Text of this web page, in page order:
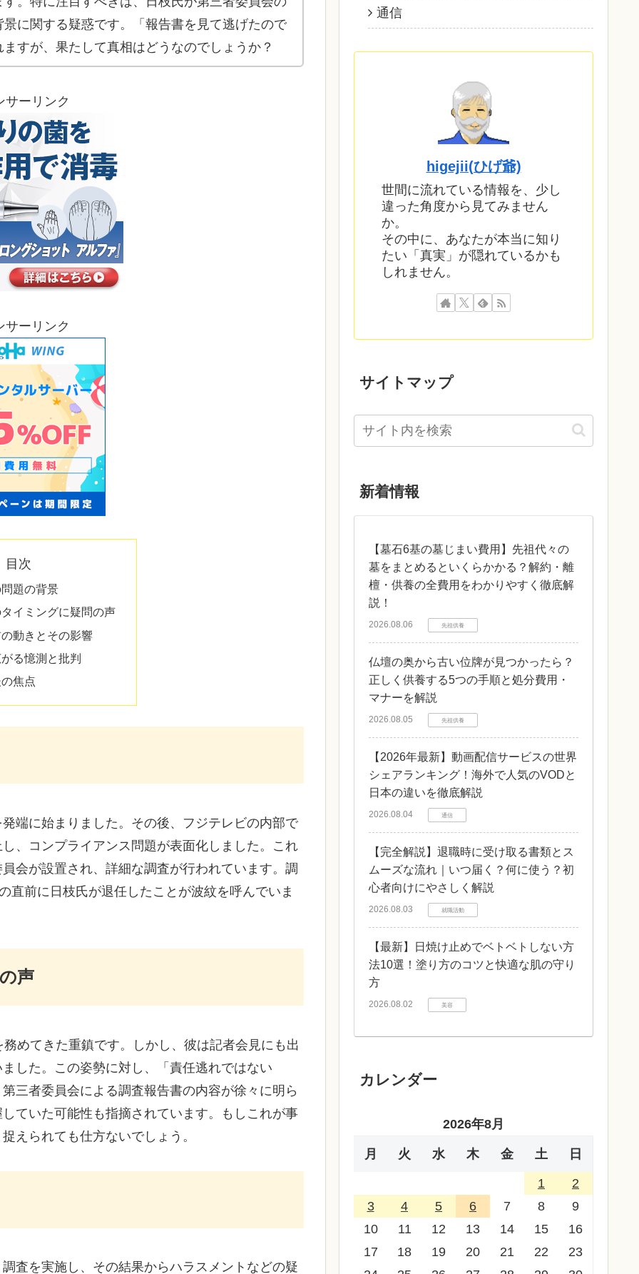
に関する疑惑です。「報告書を見て逃げたので
すが、果たして真相はどうなのでしょうか？
サーリンク
サーリンク
目次
題の背景
イミングに疑問の声
動きとその影響
る憶測と批判
焦点
端に始まりました。その後、フジテレビの内部で
、コンプライアンス問題が表面化しました。これ
会が設置され、詳細な調査が行われています。調
直前に日枝氏が退任したことが波紋を呼んでいま
声
めてきた重鎮です。しかし、彼は記者会見にも出
した。この姿勢に対し、「責任逃れではない
三者委員会による調査報告書の内容が徐々に明ら
ていた可能性も指摘されています。もしこれが事
えられても仕方ないでしょう。
査を実施し、その結果からハラスメントなどの疑
通信
higejii(ひげ爺)
世間に流れている情報を、少し
違った角度から見てみません
か。
その中に、あなたが本当に知り
たい「真実」が隠れているかも
しれません。
サイトマップ
新着情報
【墓石6基の墓じまい費用】先祖代々の
墓をまとめるといくらかかる？解約・離
檀・供養の全費用をわかりやすく徹底解
説！
2026.08.06 先祖供養
仏壇の奥から古い位牌が見つかったら？
正しく供養する5つの手順と処分費用・
マナーを解説
2026.08.05 先祖供養
【2026年最新】動画配信サービスの世界
シェアランキング！海外で人気のVODと
日本の違いを徹底解説
2026.08.04 通信
【完全解説】退職時に受け取る書類とス
ムーズな流れ｜いつ届く？何に使う？初
心者向けにやさしく解説
2026.08.03 就職活動
【最新】日焼け止めでベトベトしない方
法10選！塗り方のコツと快適な肌の守り
方
2026.08.02 美容
カレンダー
2026年8月
月 火 水 木 金 土 日
1
2
3
4 5 6 7 8
9
10
11 12 13 14 15
16
17
18 19 20 21 22
23